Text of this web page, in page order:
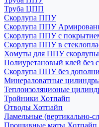
Труба ЦПП
Скорлупа ППУ
Скорлупа ППУ
Скорлупа ППУ с
Скорлупа ППУ в
Хомуты для ППУ скорлупы
Полиуретановый клей без
Скорлупа ППУ без
Минераловатные
Теплоизоляционые
Тройники Хотпайп
Отводы Хотпайп
Ламельные (вертикально-
Прошивные маты Хотпайп